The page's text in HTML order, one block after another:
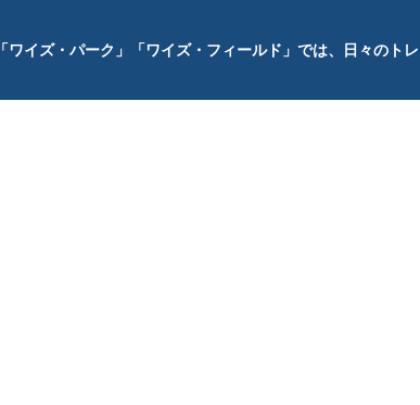
「ワイズ・パーク」「ワイズ・フィールド」では、日々のト